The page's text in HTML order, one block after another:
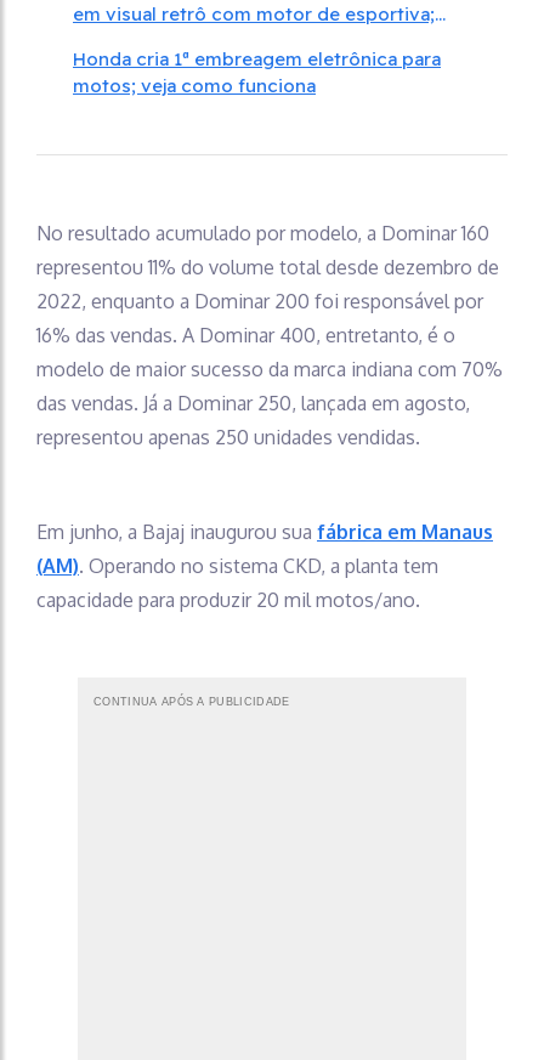
em visual retrô com motor de esportiva;
Honda cria 1ª embreagem eletrônica para
motos; veja como funciona
No resultado acumulado por modelo, a Dominar 160
representou 11% do volume total desde dezembro de
2022, enquanto a Dominar 200 foi responsável por
16% das vendas. A Dominar 400, entretanto, é o
modelo de maior sucesso da marca indiana com 70%
das vendas. Já a Dominar 250, lançada em agosto,
representou apenas 250 unidades vendidas.
Em junho, a Bajaj inaugurou sua fábrica em Manaus
(AM). Operando no sistema CKD, a planta tem
capacidade para produzir 20 mil motos/ano.
CONTINUA APÓS A PUBLICIDADE